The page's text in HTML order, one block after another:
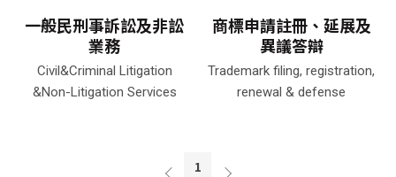
一般民刑事訴訟及非訟
業務
Civil&Criminal Litigation
&Non-Litigation Services
商標申請註冊、延展及
異議答辯
Trademark filing, registration,
renewal & defense
1